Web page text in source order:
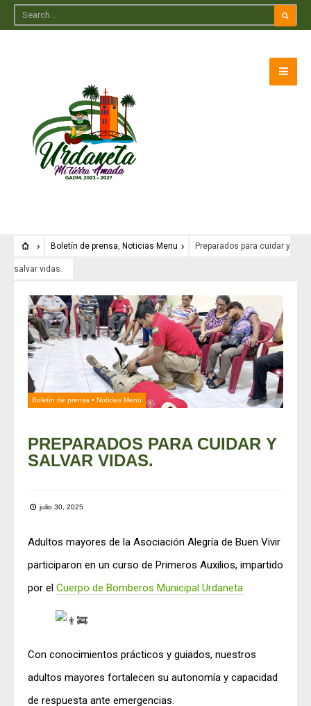
Boletín de prensa, Noticias Menu Preparados para cuidar y
salvar vidas.
Boletín de prensa • Noticias Menu
PREPARADOS PARA CUIDAR Y
SALVAR VIDAS.
julio 30, 2025
Adultos mayores de la Asociación Alegría de Buen Vivir
participaron en un curso de Primeros Auxilios, impartido
por el Cuerpo de Bomberos Municipal Urdaneta
Con conocimientos prácticos y guiados, nuestros
adultos mayores fortalecen su autonomía y capacidad
de respuesta ante emergencias.